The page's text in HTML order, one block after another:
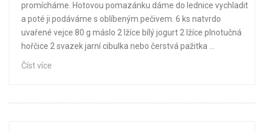
promícháme. Hotovou pomazánku dáme do lednice vychladit
a poté ji podáváme s oblíbeným pečivem. 6 ks natvrdo
uvařené vejce 80 g máslo 2 lžíce bílý jogurt 2 lžíce plnotučná
hořčice 2 svazek jarní cibulka nebo čerstvá pažitka ...
Číst více